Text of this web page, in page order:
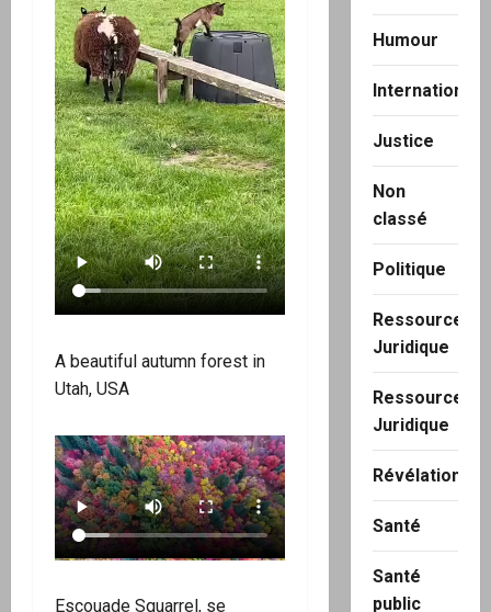
A beautiful autumn forest in
Utah, USA
Escouade Squarrel, se
Humour
International
Justice
Non
classé
Politique
Ressource
Juridique
Ressource
Juridique
Révélation
Santé
Santé
public